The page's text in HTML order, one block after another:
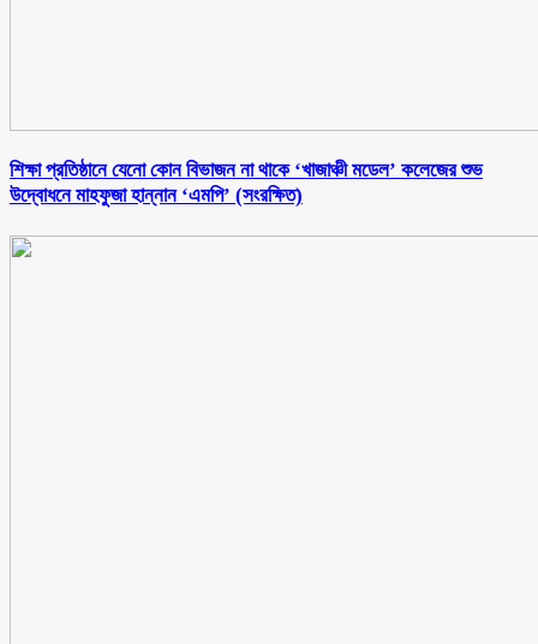
শিক্ষা প্রতিষ্ঠানে যেনো কোন বিভাজন না থাকে ‘খাজাঞ্চী মডেল’ কলেজের শুভ
উদ্বোধনে মাহফুজা হান্নান ‘এমপি’ (সংরক্ষিত)